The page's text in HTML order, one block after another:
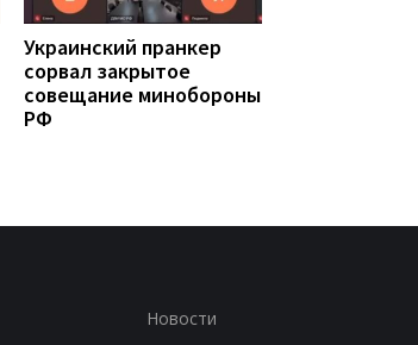
Украинский пранкер
сорвал закрытое
совещание минобороны
РФ
Новости